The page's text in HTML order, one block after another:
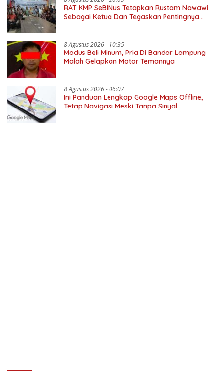
RAT KMP SeBINus Tetapkan Rustam Nawawi
Sebagai Ketua Dan Tegaskan Pentingnya
8 Agustus 2026 - 10:35
Modus Beli Minum, Pria Di Bandar Lampung
Malah Gelapkan Motor Temannya
8 Agustus 2026 - 06:07
Ini Panduan Lengkap Google Maps Offline,
Tetap Navigasi Meski Tanpa Sinyal